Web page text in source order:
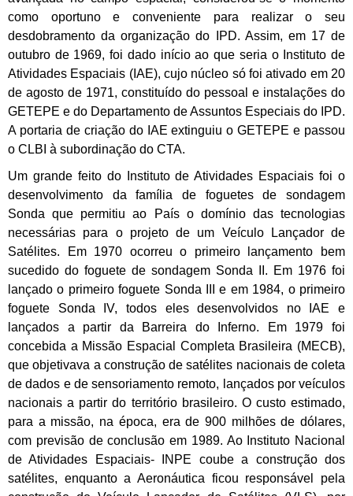
como oportuno e conveniente para realizar o seu
desdobramento da organização do IPD. Assim, em 17 de
outubro de 1969, foi dado início ao que seria o Instituto de
Atividades Espaciais (IAE), cujo núcleo só foi ativado em 20
de agosto de 1971, constituído do pessoal e instalações do
GETEPE e do Departamento de Assuntos Especiais do IPD.
A portaria de criação do IAE extinguiu o GETEPE e passou
o CLBI à subordinação do CTA.
Um grande feito do Instituto de Atividades Espaciais foi o
desenvolvimento da família de foguetes de sondagem
Sonda que permitiu ao País o domínio das tecnologias
necessárias para o projeto de um Veículo Lançador de
Satélites. Em 1970 ocorreu o primeiro lançamento bem
sucedido do foguete de sondagem Sonda II. Em 1976 foi
lançado o primeiro foguete Sonda III e em 1984, o primeiro
foguete Sonda IV, todos eles desenvolvidos no IAE e
lançados a partir da Barreira do Inferno. Em 1979 foi
concebida a Missão Espacial Completa Brasileira (MECB),
que objetivava a construção de satélites nacionais de coleta
de dados e de sensoriamento remoto, lançados por veículos
nacionais a partir do território brasileiro. O custo estimado,
para a missão, na época, era de 900 milhões de dólares,
com previsão de conclusão em 1989. Ao Instituto Nacional
de Atividades Espaciais- INPE coube a construção dos
satélites, enquanto a Aeronáutica ficou responsável pela